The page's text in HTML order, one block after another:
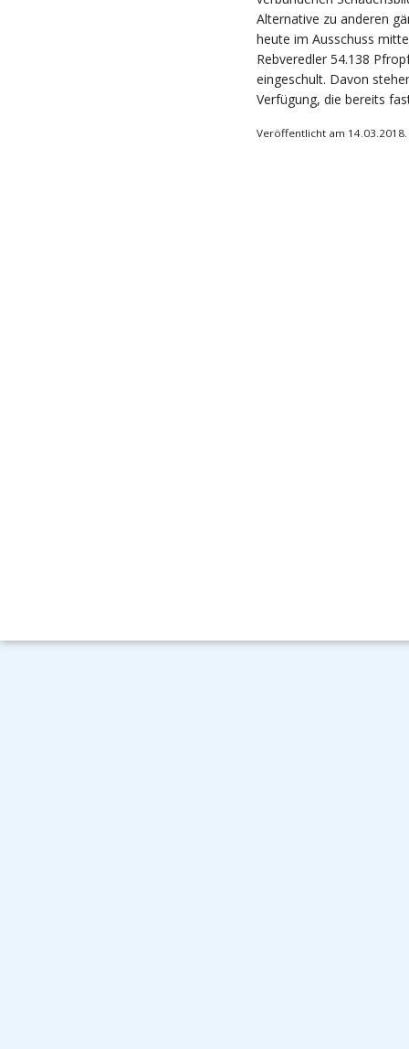
Alternative zu anderen
heute im Ausschuss
Rebveredler 54.138
eingeschult. Davon
Verfügung, die bereits
Veröffentlicht am 14.03.2018.